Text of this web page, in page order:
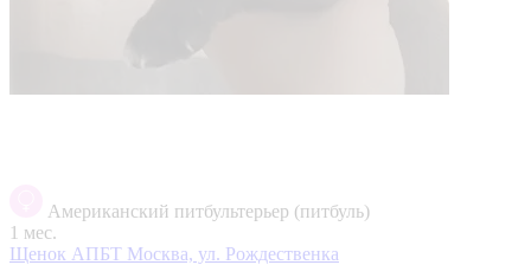
Американский питбультерьер (питбуль)
1 мес.
Щенок АПБТ Москва, ул. Рождественка